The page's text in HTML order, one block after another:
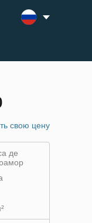
свою цену
де